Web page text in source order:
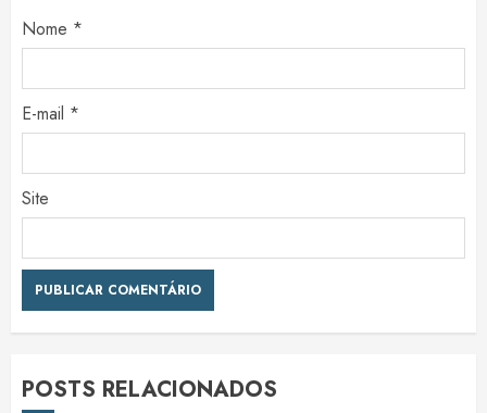
Nome *
E-mail *
Site
POSTS RELACIONADOS